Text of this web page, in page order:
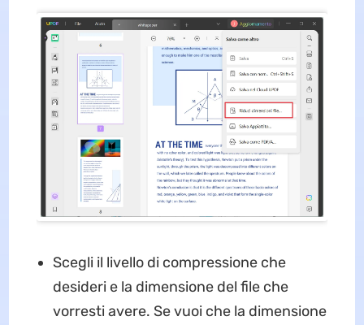
Scegli il livello di compressione che
desideri e la dimensione del file che
vorresti avere. Se vuoi che la dimensione